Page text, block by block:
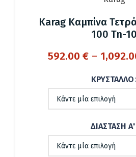
Karag Καμπίνα
100 Tn-10
592.00 € –
ΚΡΎΣΤΑΛΛΟ
ΔΙΆΣΤΑΣΗ Α'